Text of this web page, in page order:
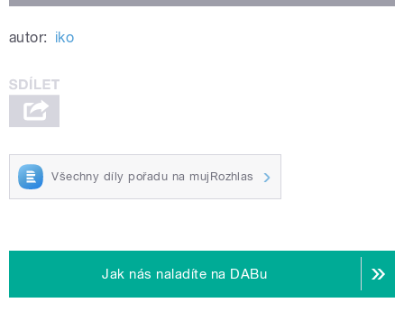
autor: iko
Všechny díly pořadu na mujRozhlas
Jak nás naladíte na DABu